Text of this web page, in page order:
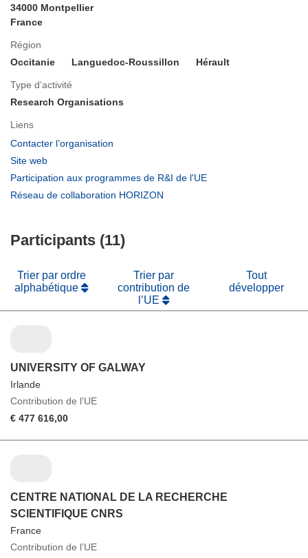
34000 Montpellier
France
Région
Occitanie
Languedoc-Roussillon Hérault
Type d’activité
Research Organisations
Liens
Contacter l’organisation
fenêtre)
Site web
dans
Participation aux programmes de R&I de l'UE
Réseau de collaboration HORIZON
Participants (11)
Trier par ordre
alphabétique
Trier par
contribution de
l’UE
Tout
développer
UNIVERSITY OF GALWAY
Irlande
Contribution de l’UE
€ 477 616,00
CENTRE NATIONAL DE LA RECHERCHE
SCIENTIFIQUE CNRS
France
Contribution de l’UE